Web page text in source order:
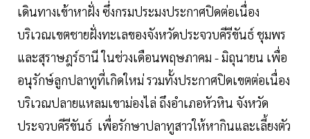
เดินทางเข้าหาฝั่ง ซึ่งกรมประมงประกาศปิดต่อเนื่อง
บริเวณเขตชายฝั่งทะเลของจังหวัดประจวบคีรีขันธ์ ชุมพร
และสุราษฎร์ธานี ในช่วงเดือนพฤษภาคม - มิถุนายน เพื่อ
อนุรักษ์ลูกปลาทูที่เกิดใหม่ รวมทั้งประกาศปิดเขตต่อเนื่อง
บริเวณปลายแหลมเขาม่องไล่ ถึงอำเภอหัวหิน จังหวัด
ประจวบคีรีขันธ์ เพื่อรักษาปลาทูสาวให้หากินและเลี้ยงตัว